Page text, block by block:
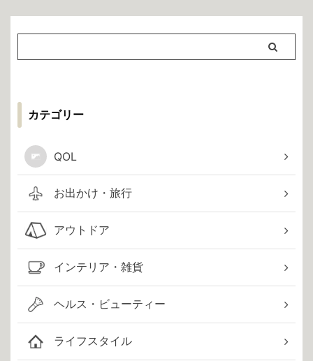
カテゴリー
QOL
お出かけ・旅行
アウトドア
インテリア・雑貨
ヘルス・ビューティー
ライフスタイル